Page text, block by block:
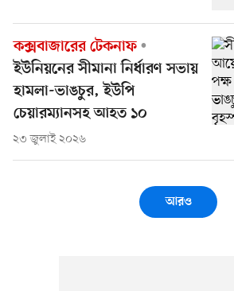
কক্সবাজারের টেকনাফ
ইউনিয়নের সীমানা নির্ধারণ সভায়
হামলা-ভাঙচুর, ইউপি
চেয়ারম্যানসহ আহত ১০
২৩ জুলাই ২০২৬
আরও